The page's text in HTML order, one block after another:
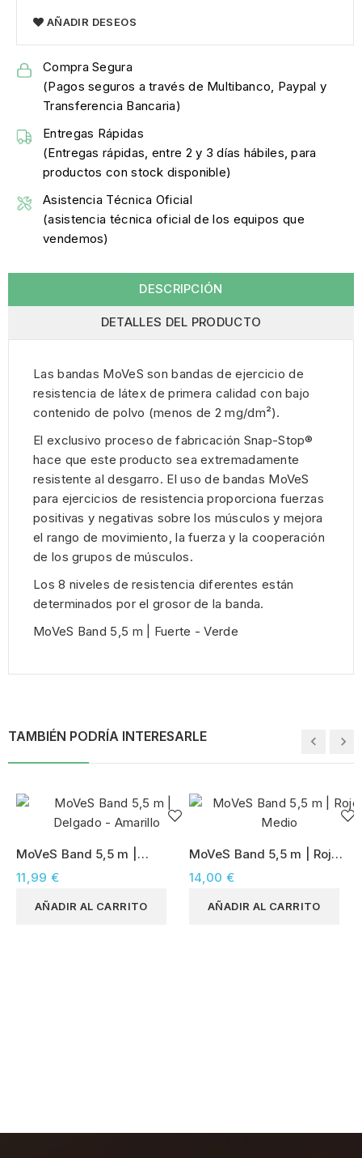
AÑADIR DESEOS
Compra Segura
(Pagos seguros a través de Multibanco, Paypal y
Transferencia Bancaria)
Entregas Rápidas
(Entregas rápidas, entre 2 y 3 días hábiles, para
productos con stock disponible)
Asistencia Técnica Oficial
(asistencia técnica oficial de los equipos que
vendemos)
DESCRIPCIÓN
DETALLES DEL PRODUCTO
Las bandas MoVeS son bandas de ejercicio de
resistencia de látex de primera calidad con bajo
contenido de polvo (menos de 2 mg/dm²).
El exclusivo proceso de fabricación Snap-Stop®
hace que este producto sea extremadamente
resistente al desgarro. El uso de bandas MoVeS
para ejercicios de resistencia proporciona fuerzas
positivas y negativas sobre los músculos y mejora
el rango de movimiento, la fuerza y ​​la cooperación
de los grupos de músculos.
Los 8 niveles de resistencia diferentes están
determinados por el grosor de la banda.
MoVeS Band 5,5 m | Fuerte - Verde
TAMBIÉN PODRÍA INTERESARLE
MoVeS Band 5,5 m |
Delgado - Amarillo
11,99 €
AÑADIR AL CARRITO
MoVeS Band 5,5 m | Rojo
Medio
14,00 €
AÑADIR AL CARRITO